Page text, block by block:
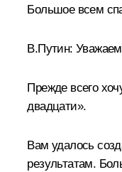
Большое всем
В.Путин:
Прежде всего
двадцати».
Вам удалось
результатам.